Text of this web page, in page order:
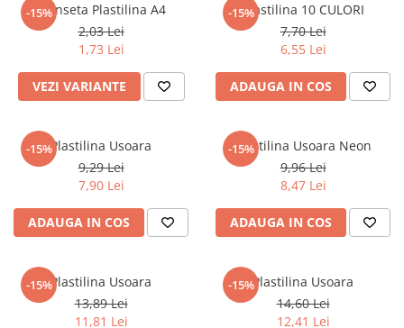
Numerologie
Paranormal
Parapsihologie
Ramtha
ReConnect
ScienceConnection
SelfHealing
Vindecare Spirituala
-15%
Planseta Plastilina A4
2,03 Lei
1,73 Lei
VEZI VARIANTE
-15%Plastilina 10 CULORI
7,70 Lei
6,55 Lei
ADAUGA IN COS
-15%Plastilina Usoara
9,29 Lei
7,90 Lei
ADAUGA IN COS
-15%
Plastilina Usoara Neon
9,96 Lei
8,47 Lei
ADAUGA IN COS
-15%Plastilina Usoara
13,89 Lei
11,81 Lei
-15%Plastilina Usoara
14,60 Lei
12,41 Lei